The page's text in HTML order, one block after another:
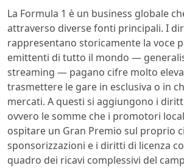
La Formula 1 è un business globale
attraverso diverse fonti principali. I
rappresentano storicamente la voce
emittenti di tutto il mondo —
streaming — pagano cifre molto
trasmettere le gare in esclusiva o in
mercati. A questi si aggiungono i
ovvero le somme che i promotori
ospitare un Gran Premio sul proprio
sponsorizzazioni e i diritti di licenza
quadro dei ricavi complessivi del